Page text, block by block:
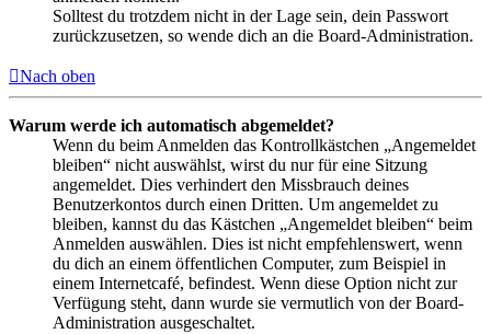
Solltest du trotzdem nicht in der Lage sein, dein Passwort
zurückzusetzen, so wende dich an die Board-Administration.
Nach oben
Warum werde ich automatisch abgemeldet?
Wenn du beim Anmelden das Kontrollkästchen „Angemeldet
bleiben“ nicht auswählst, wirst du nur für eine Sitzung
angemeldet. Dies verhindert den Missbrauch deines
Benutzerkontos durch einen Dritten. Um angemeldet zu
bleiben, kannst du das Kästchen „Angemeldet bleiben“ beim
Anmelden auswählen. Dies ist nicht empfehlenswert, wenn
du dich an einem öffentlichen Computer, zum Beispiel in
einem Internetcafé, befindest. Wenn diese Option nicht zur
Verfügung steht, dann wurde sie vermutlich von der Board-
Administration ausgeschaltet.